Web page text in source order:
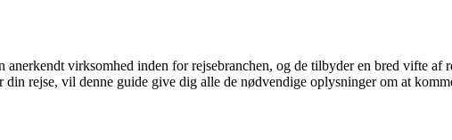
virksomhed inden for rejsebranchen, og de tilbyder en bred vifte af
rejse, vil denne guide give dig alle de nødvendige oplysninger om at